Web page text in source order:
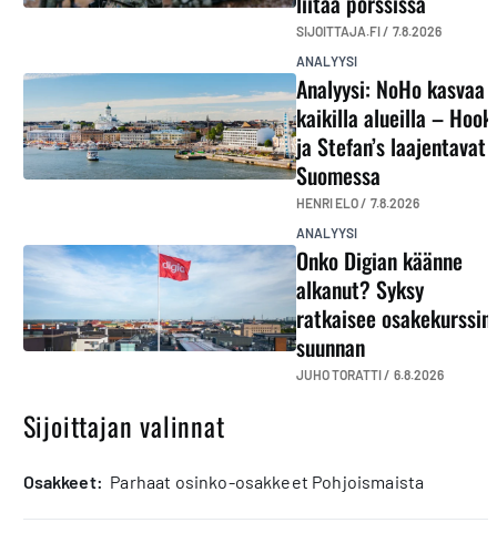
SIJOITTAJA.FI / 7.8.2026
ANALYYSI
Analyysi: NoHo kasvaa
kaikilla alueilla – Hook
ja Stefan’s laajentavat
Suomessa
HENRI ELO / 7.8.2026
ANALYYSI
Onko Digian käänne
alkanut? Syksy
ratkaisee osakekurssin
suunnan
JUHO TORATTI / 6.8.2026
Sijoittajan valinnat
osakkeet: Parhaat osinko-osakkeet Pohjoismaista